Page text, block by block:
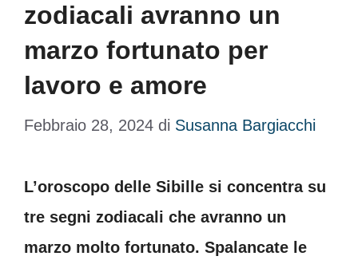
zodiacali avranno un
marzo fortunato per
lavoro e amore
Febbraio 28, 2024 di Susanna Bargiacchi
L’oroscopo delle Sibille si concentra su
tre segni zodiacali che avranno un
marzo molto fortunato. Spalancate le